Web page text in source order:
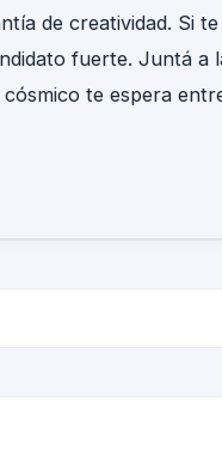
de creatividad. Si te
fuerte. Juntá a
te espera